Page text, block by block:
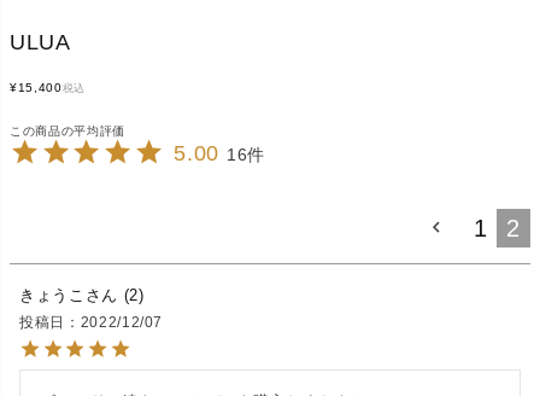
ULUA
¥15,400税込
5.00 16
1 2
きょうこ 2
投稿日 2022/12/07